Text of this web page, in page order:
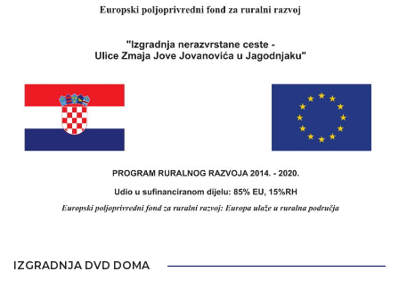
IZGRADNJA DVD DOMA